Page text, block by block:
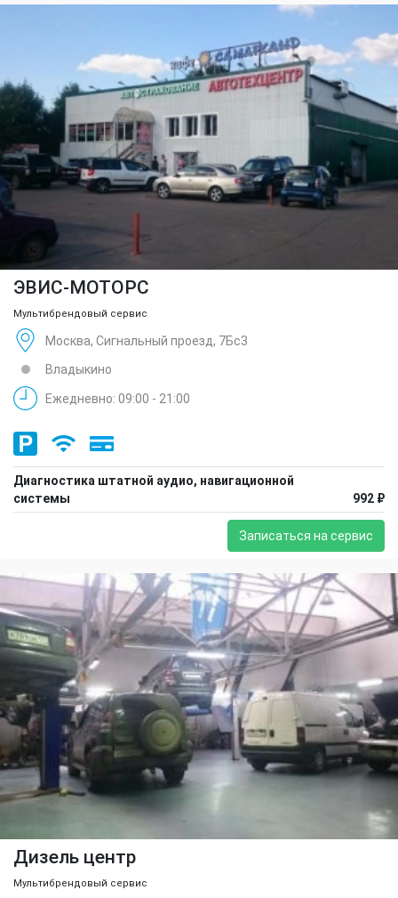
ЭВИС-МОТОРС
Мультибрендовый сервис
Москва, Сигнальный проезд, 7Бс3
Владыкино
Ежедневно: 09:00 - 21:00
Диагностика штатной аудио, навигационной
системы
992 ₽
Записаться на сервис
Дизель центр
Мультибрендовый сервис